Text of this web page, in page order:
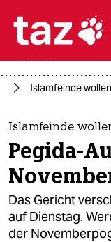

themen
politik
öko
gesellschaft
usa
Islamfeinde
Islamfeinde
Pegida-
Das Gericht
auf Dienstag.
der